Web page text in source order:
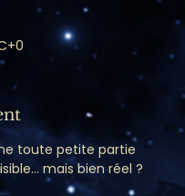
toute petite partie
mais bien réel ?